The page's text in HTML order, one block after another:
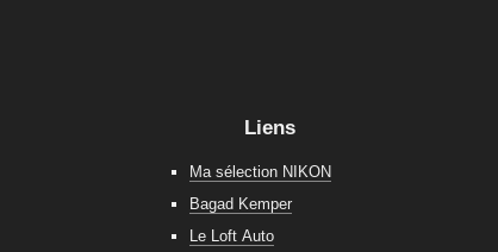
Liens
Ma sélection NIKON
Bagad Kemper
Le Loft Auto